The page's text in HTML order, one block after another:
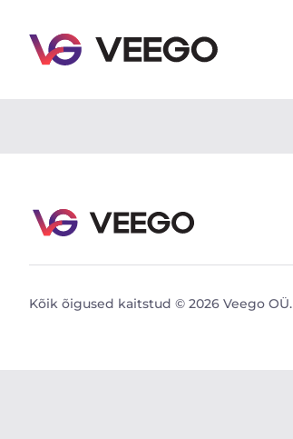
Kõik õigused kaitstud © 2026 Veego OÜ.